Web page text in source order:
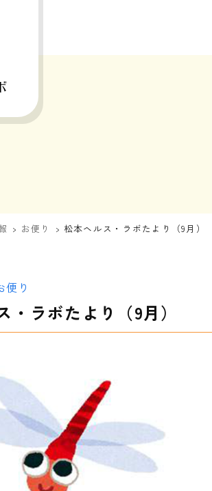
お便り 松本ヘルス・ラボたより（9月）
便り
・ラボたより（9月）